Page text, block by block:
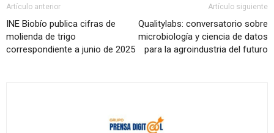
Artículo anterior
INE Biobío publica cifras de
molienda de trigo
correspondiente a junio de 2025
Artículo siguiente
Qualitylabs: conversatorio sobre
microbiología y ciencia de datos
para la agroindustria del futuro